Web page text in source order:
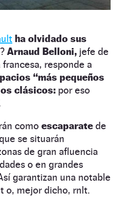
ha olvidado sus
Arnaud Belloni, jefe de
responde a
“más pequeños
clásicos: por eso
como escaparate de
se situarán
de gran afluencia
o en grandes
garantizan una notable
o, mejor dicho, rnlt.